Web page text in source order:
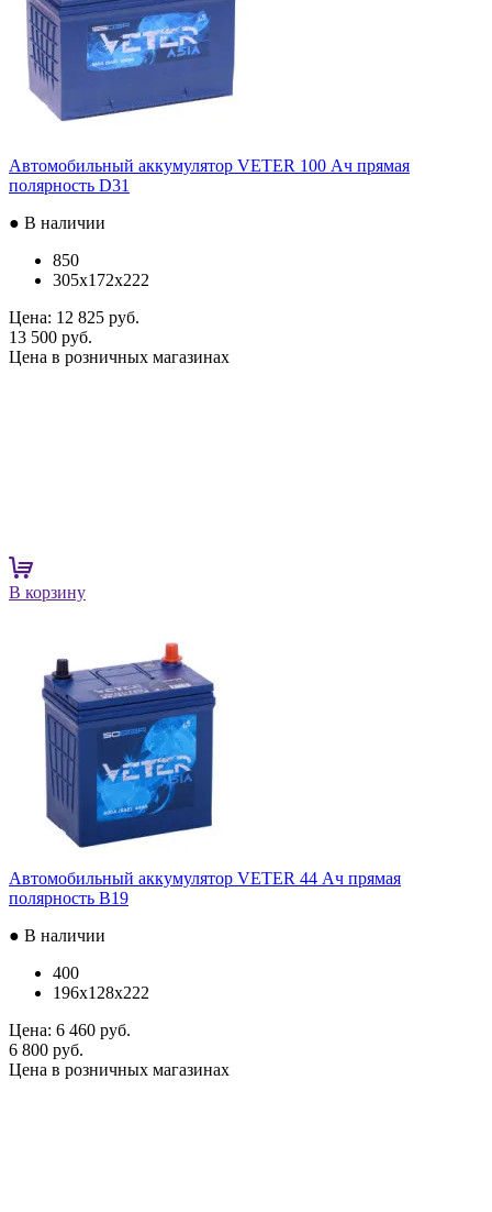
Автомобильный аккумулятор VETER 100 Ач прямая
полярность D31
● В наличии
850
305x172x222
Цена: 12 825 руб.
13 500 руб.
Цена в розничных магазинах
В корзину
Автомобильный аккумулятор VETER 44 Ач прямая
полярность B19
● В наличии
400
196x128x222
Цена: 6 460 руб.
6 800 руб.
Цена в розничных магазинах